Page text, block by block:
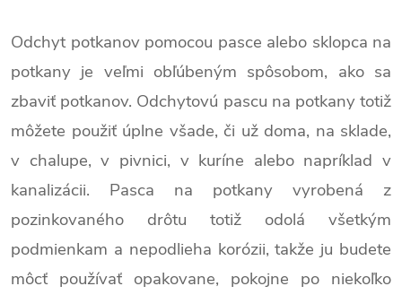
Odchyt potkanov pomocou pasce alebo sklopca na
potkany je veľmi obľúbeným spôsobom, ako sa
zbaviť potkanov. Odchytovú pascu na potkany totiž
môžete použiť úplne všade, či už doma, na sklade,
v chalupe, v pivnici, v kuríne alebo napríklad v
kanalizácii. Pasca na potkany vyrobená z
pozinkovaného drôtu totiž odolá všetkým
podmienkam a nepodlieha korózii, takže ju budete
môcť používať opakovane, pokojne po niekoľko